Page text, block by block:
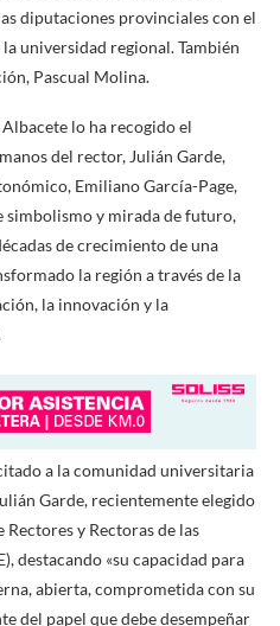
diputaciones provinciales con el
universidad regional. También
Pascual Molina.
lo ha recogido el
del rector, Julián Garde,
Emiliano García-Page,
simbolismo y mirada de futuro,
de crecimiento de una
la región a través de la
la innovación y la
a la comunidad universitaria
Garde, recientemente elegido
y Rectoras de las
destacando «su capacidad para
abierta, comprometida con su
del papel que debe desempeñar